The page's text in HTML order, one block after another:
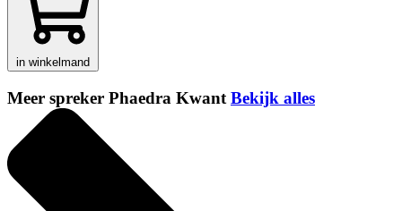
in winkelmand
Meer spreker Phaedra Kwant Bekijk alles